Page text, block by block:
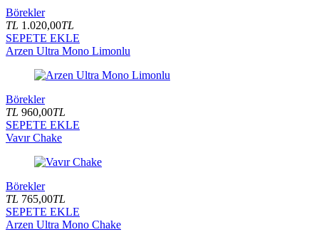
Börekler
TL 1.020,00TL
SEPETE EKLE
Arzen Ultra Mono Limonlu
Börekler
TL 960,00TL
SEPETE EKLE
Vavır Chake
Börekler
TL 765,00TL
SEPETE EKLE
Arzen Ultra Mono Chake